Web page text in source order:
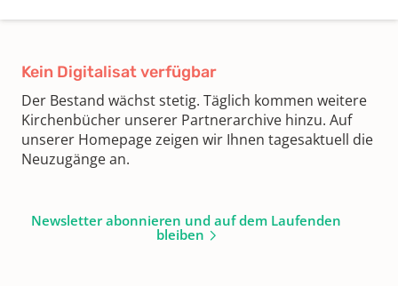
Kein Digitalisat verfügbar
Der Bestand wächst stetig. Täglich kommen weitere
Kirchenbücher unserer Partnerarchive hinzu. Auf
unserer Homepage zeigen wir Ihnen tagesaktuell die
Neuzugänge an.
Newsletter abonnieren und auf dem Laufenden
bleiben